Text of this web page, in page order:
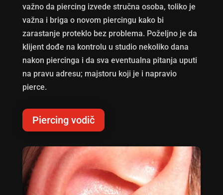
važno da piercing izvede stručna osoba, toliko je
važna i briga o novom piercingu kako bi
zarastanje proteklo bez problema. Poželjno je da
klijent dođe na kontrolu u studio nekoliko dana
nakon piercinga i da sva eventualna pitanja uputi
na pravu adresu; majstoru koji je i napravio
pierce.
Piercing vodič